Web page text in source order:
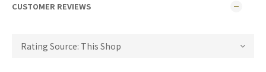
CUSTOMER REVIEWS